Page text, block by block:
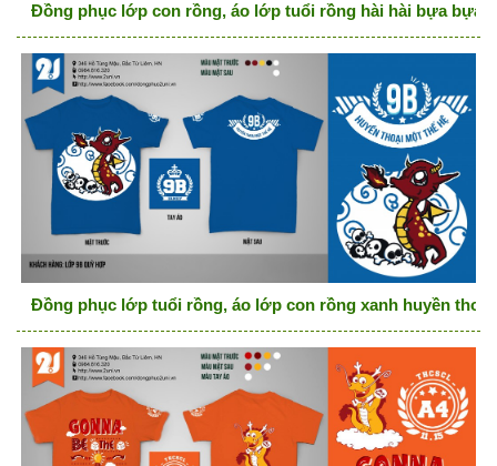
Đồng phục lớp con rồng, áo lớp tuổi rồng hài hài bựa bựa
Đồng phục lớp tuổi rồng, áo lớp con rồng xanh huyền thoại